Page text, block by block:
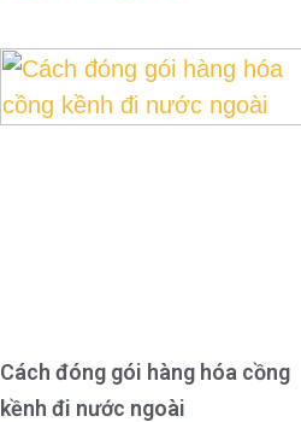
Cách đóng gói hàng hóa cồng
kềnh đi nước ngoài